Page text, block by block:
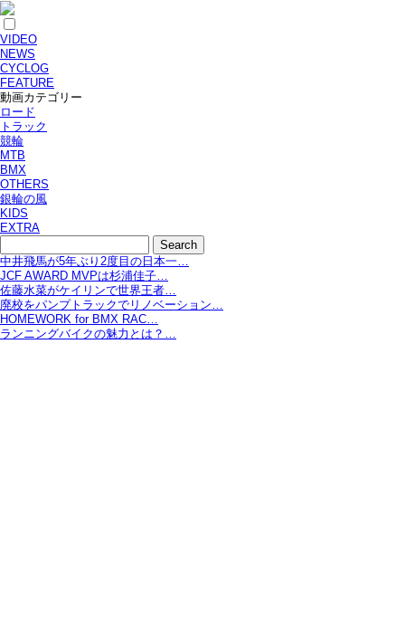
VIDEO
NEWS
CYCLOG
FEATURE
動画カテゴリー
ロード
トラック
競輪
MTB
BMX
OTHERS
銀輪の風
KIDS
EXTRA
中井飛馬が5年ぶり2度目の日本一…
JCF AWARD MVPは杉浦佳子…
佐藤水菜がケイリンで世界王者…
廃校をパンプトラックでリノベーション…
HOMEWORK for BMX RAC…
ランニングバイクの魅力とは？…